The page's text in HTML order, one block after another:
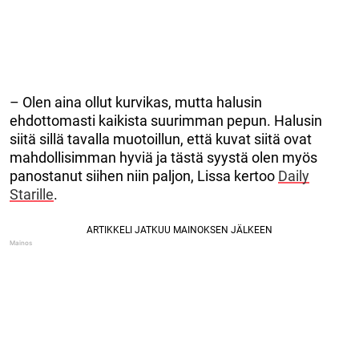
– Olen aina ollut kurvikas, mutta halusin
ehdottomasti kaikista suurimman pepun. Halusin
siitä sillä tavalla muotoillun, että kuvat siitä ovat
mahdollisimman hyviä ja tästä syystä olen myös
panostanut siihen niin paljon, Lissa kertoo Daily
Starille.